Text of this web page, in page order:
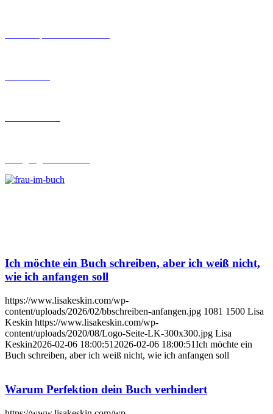
Ich möchte ein Buch schreiben, aber ich weiß nicht,
wie ich anfangen soll
https://www.lisakeskin.com/wp-
content/uploads/2026/02/bbschreiben-anfangen.jpg 1081 1500 Lisa
Keskin https://www.lisakeskin.com/wp-
content/uploads/2020/08/Logo-Seite-LK-300x300.jpg Lisa
Keskin2026-02-06 18:00:51 2026-02-06 18:00:51Ich möchte ein
Buch schreiben, aber ich weiß nicht, wie ich anfangen soll
Warum Perfektion dein Buch verhindert